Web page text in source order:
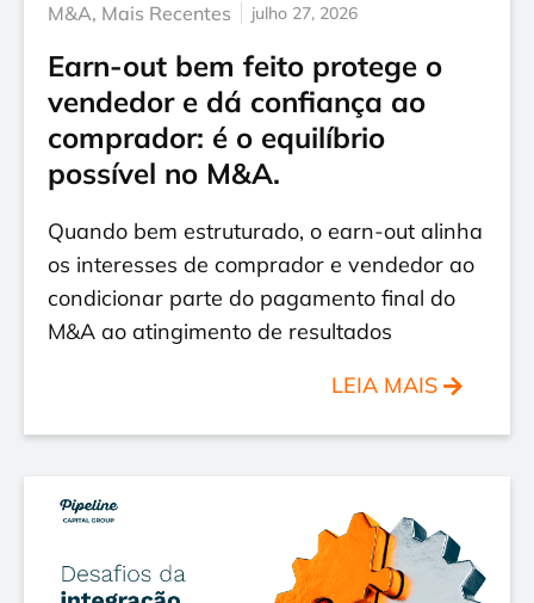
M&A, Mais Recentes julho 27, 2026
Earn-out bem feito protege o
vendedor e dá confiança ao
comprador: é o equilíbrio
possível no M&A.
Quando bem estruturado, o earn-out alinha
os interesses de comprador e vendedor ao
condicionar parte do pagamento final do
M&A ao atingimento de resultados
LEIA MAIS